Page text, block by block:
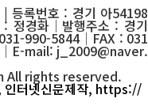
등록번호 : 경기 아54198
정경화│발행주소 : 경기
990-5844│FAX : 031
mail: j_2009@naver.
rights reserved.